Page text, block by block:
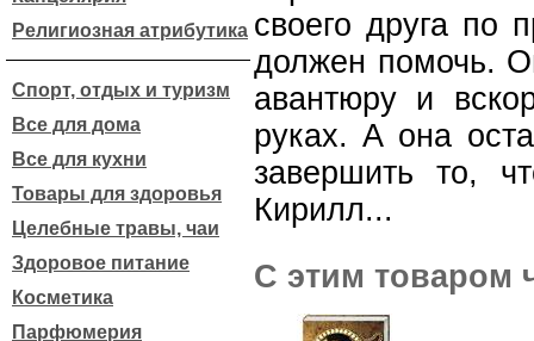
Религиозная атрибутика
Спорт, отдых и туризм
Все для дома
Все для кухни
Товары для здоровья
Целебные травы, чаи
Здоровое питание
Косметика
Парфюмерия
своего друга по
должен помочь.
авантюру и
руках. А она
завершить то,
Кирилл...
С этим товаром